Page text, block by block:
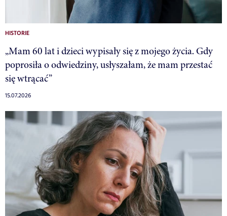
HISTORIE
„Mam 60 lat i dzieci wypisały się z mojego życia. Gdy
poprosiła o odwiedziny, usłyszałam, że mam przestać
się wtrącać”
15.07.2026